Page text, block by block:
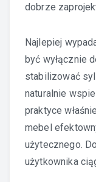
dobrze
Najlepiej
być wyłącznie
stabilizować
naturalnie
praktyce
mebel
użytecznego.
użytkownika